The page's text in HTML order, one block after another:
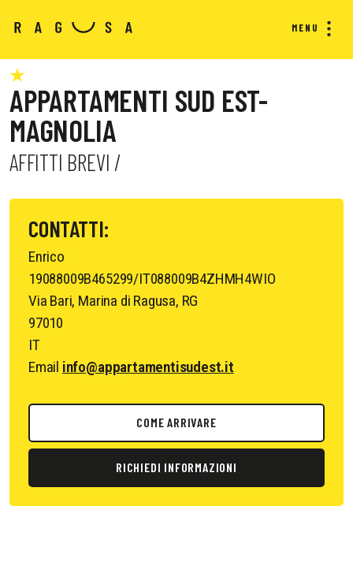
MENU
APPARTAMENTI SUD EST-
MAGNOLIA
AFFITTI BREVI /
CONTATTI:
Enrico
19088009B465299/IT088009B4ZHMH4WIO
Via Bari, Marina di Ragusa, RG
97010
IT
Email info@appartamentisudest.it
COME ARRIVARE
RICHIEDI INFORMAZIONI